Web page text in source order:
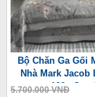
Bộ Chăn Ga Gối
Nhà Mark Jacob
100s Cao
5.700.000 VNĐ